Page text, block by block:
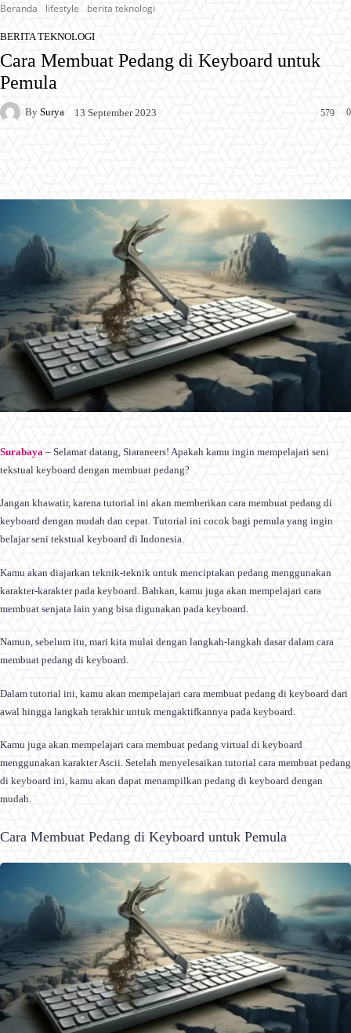
Beranda lifestyle berita teknologi
BERITA TEKNOLOGI
Cara Membuat Pedang di Keyboard untuk
Pemula
By Surya 13 September 2023 0
579
Surabaya – Selamat datang, Siaraneers! Apakah kamu ingin mempelajari seni
tekstual keyboard dengan membuat pedang?
Jangan khawatir, karena tutorial ini akan memberikan cara membuat pedang di
keyboard dengan mudah dan cepat. Tutorial ini cocok bagi pemula yang ingin
belajar seni tekstual keyboard di Indonesia.
Kamu akan diajarkan teknik-teknik untuk menciptakan pedang menggunakan
karakter-karakter pada keyboard. Bahkan, kamu juga akan mempelajari cara
membuat senjata lain yang bisa digunakan pada keyboard.
Namun, sebelum itu, mari kita mulai dengan langkah-langkah dasar dalam cara
membuat pedang di keyboard.
Dalam tutorial ini, kamu akan mempelajari cara membuat pedang di keyboard dari
awal hingga langkah terakhir untuk mengaktifkannya pada keyboard.
Kamu juga akan mempelajari cara membuat pedang virtual di keyboard
menggunakan karakter Ascii. Setelah menyelesaikan tutorial cara membuat pedang
di keyboard ini, kamu akan dapat menampilkan pedang di keyboard dengan
mudah.
Cara Membuat Pedang di Keyboard untuk Pemula